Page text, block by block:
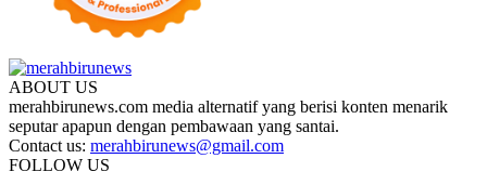
ABOUT US
merahbirunews.com media alternatif yang berisi konten menarik
seputar apapun dengan pembawaan yang santai.
Contact us: merahbirunews@gmail.com
FOLLOW US